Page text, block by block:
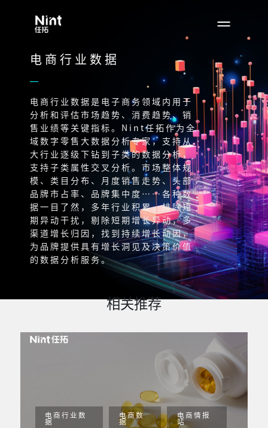
电商行业数据
电商行业数据是电子商务领域内用于
分析和评估市场趋势、消费趋势、销
售业绩等关键指标。Nint任拓作为全
域数字零售大数据分析专家，支持从
大行业逐级下钻到子类的数据分析，
支持子类属性交叉分析。市场整体规
模、类目分布、月度销售走势、头部
品牌市占率、品牌集中度……各种数
据一目了然，多年行业积累，排除短
期异动干扰，剔除短期增长异动，多
渠道增长归因，找到持续增长动因，
为品牌提供具有增长洞见及决策价值
的数据分析服务。
相关推荐
电商行业数
据
电商数
据
电商情报
站